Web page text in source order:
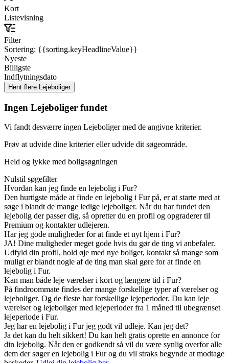
Kort
Listevisning
Filter
Sortering: {{sorting.keyHeadlineValue}}
Nyeste
Billigste
Indflytningsdato
Ingen Lejeboliger fundet
Vi fandt desværre ingen Lejeboliger med de angivne kriterier.
Prøv at udvide dine kriterier eller udvide dit søgeområde.
Held og lykke med boligsøgningen
Nulstil søgefilter
Hvordan kan jeg finde en lejebolig i Fur?
Den hurtigste måde at finde en lejebolig i Fur på, er at starte med at
søge i blandt de mange ledige lejeboliger. Når du har fundet den
lejebolig der passer dig, så opretter du en profil og opgraderer til
Premium og kontakter udlejeren.
Har jeg gode muligheder for at finde et nyt hjem i Fur?
JA! Dine muligheder meget gode hvis du gør de ting vi anbefaler.
Udfyld din profil, hold øje med nye boliger, kontakt så mange som
muligt er blandt nogle af de ting man skal gøre for at finde en
lejebolig i Fur.
Kan man både leje værelser i kort og længere tid i Fur?
På findroommate findes der mange forskellige typer af værelser og
lejeboliger. Og de fleste har forskellige lejeperioder. Du kan leje
værelser og lejeboliger med lejeperioder fra 1 måned til ubegrænset
lejeperiode i Fur.
Jeg har en lejebolig i Fur jeg godt vil udleje. Kan jeg det?
Ja det kan du helt sikkert! Du kan helt gratis oprette en annonce for
din lejebolig. Når den er godkendt så vil du være synlig overfor alle
dem der søger en lejebolig i Fur og du vil straks begynde at modtage